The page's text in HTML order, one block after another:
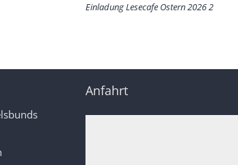
Einladung Lesecafe Ostern 2026 2
Anfahrt